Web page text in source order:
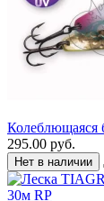
Колеблющаяся
295.00 руб.
Нет в наличии